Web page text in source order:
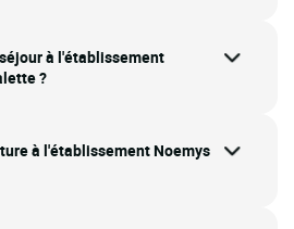
à l'établissement
?
à l'établissement Noemys